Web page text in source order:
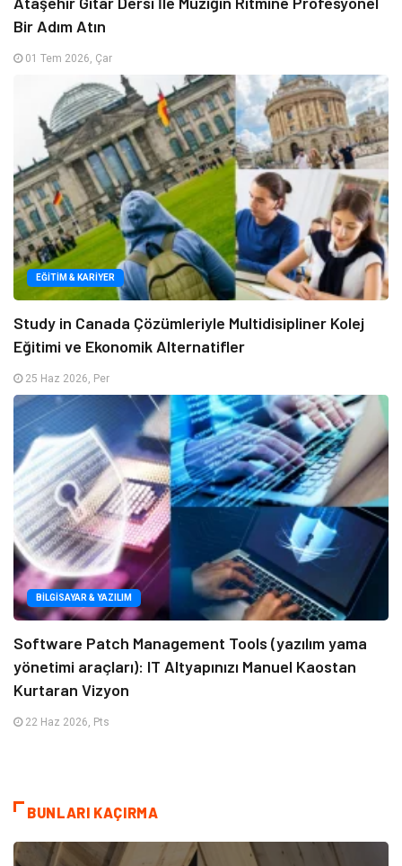
Bir Adım Atın
01 Tem 2026, Çar
EĞITIM & KARIYER
Study in Canada Çözümleriyle Multidisipliner Kolej
Eğitimi ve Ekonomik Alternatifler
25 Haz 2026, Per
BILGISAYAR & YAZILIM
Software Patch Management Tools (yazılım yama
yönetimi araçları): IT Altyapınızı Manuel Kaostan
Kurtaran Vizyon
22 Haz 2026, Pts
BUNLARI KAÇIRMA